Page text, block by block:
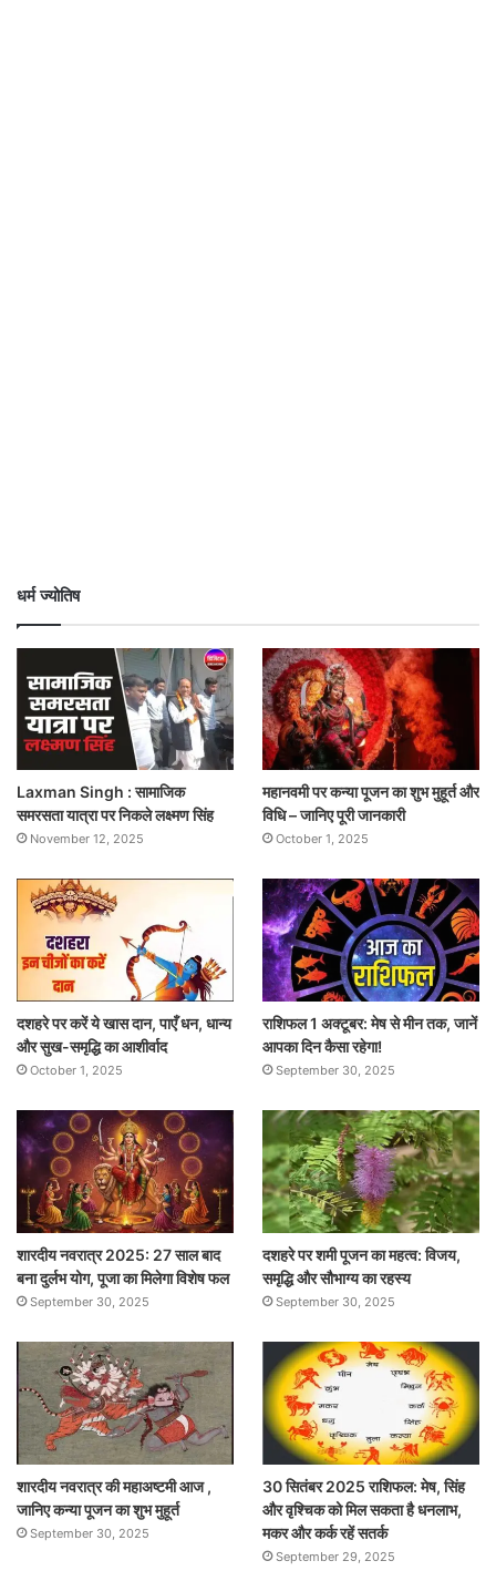
धर्म ज्योतिष
Laxman Singh : सामाजिक
समरसता यात्रा पर निकले लक्ष्मण सिंह
November 12, 2025
महानवमी पर कन्या पूजन का शुभ मुहूर्त और
विधि – जानिए पूरी जानकारी
October 1, 2025
दशहरे पर करें ये खास दान, पाएँ धन, धान्य
और सुख-समृद्धि का आशीर्वाद
October 1, 2025
राशिफल 1 अक्टूबर: मेष से मीन तक, जानें
आपका दिन कैसा रहेगा!
September 30, 2025
शारदीय नवरात्र 2025: 27 साल बाद
बना दुर्लभ योग, पूजा का मिलेगा विशेष फल
September 30, 2025
दशहरे पर शमी पूजन का महत्व: विजय,
समृद्धि और सौभाग्य का रहस्य
September 30, 2025
शारदीय नवरात्र की महाअष्टमी आज ,
जानिए कन्या पूजन का शुभ मुहूर्त
September 30, 2025
30 सितंबर 2025 राशिफल: मेष, सिंह
और वृश्चिक को मिल सकता है धनलाभ,
मकर और कर्क रहें सतर्क
September 29, 2025